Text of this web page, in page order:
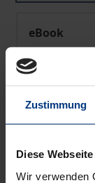
Zustimmung
Diese
Wir verwenden
eBook
Available
Prices include